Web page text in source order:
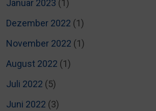
Januar 2023 (1)
Dezember 2022 (1)
November 2022 (1)
August 2022 (1)
Juli 2022 (5)
Juni 2022 (3)